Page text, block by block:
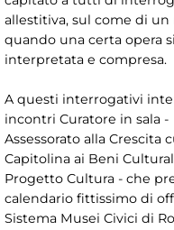
allestitiva, sul come di
quando una certa opera
interpretata e compresa.
A questi interrogativi
incontri Curatore in sala
Assessorato alla Crescita
Capitolina ai Beni
Progetto Cultura - che
calendario fittissimo di
Sistema Musei Civici di